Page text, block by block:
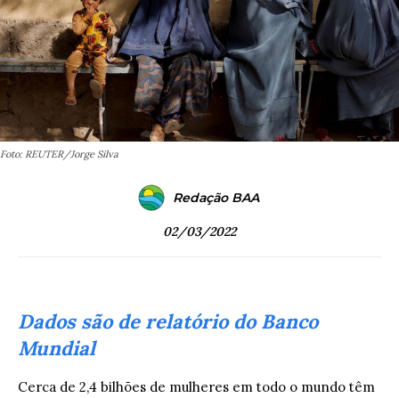
Foto: REUTER/Jorge Silva
Redação BAA
02/03/2022
Dados são de relatório do Banco
Mundial
Cerca de 2,4 bilhões de mulheres em todo o mundo têm